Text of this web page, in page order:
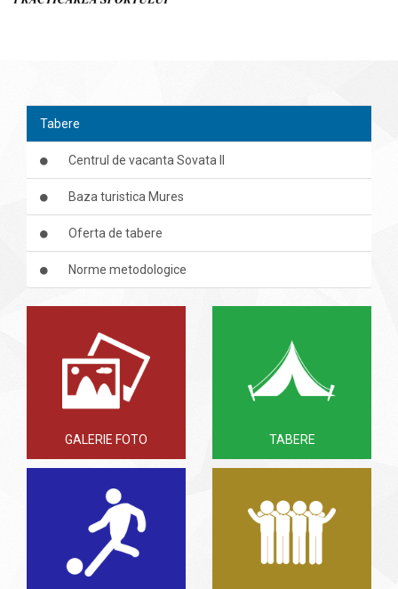
Tabere
Centrul de vacanta Sovata II
Baza turistica Mures
Oferta de tabere
Norme metodologice
GALERIE FOTO TABERE